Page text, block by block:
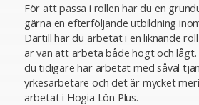
För att passa i rollen har du en
gärna en efterföljande utbildning
Därtill har du arbetat i en liknande
är van att arbeta både högt och
du tidigare har arbetat med såväl
yrkesarbetare och det är mycket
arbetat i Hogia Lön Plus.